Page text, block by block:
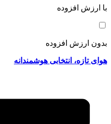
با ارزش افزوده
بدون ارزش افزوده
هوای تازه، انتخابی هوشمندانه